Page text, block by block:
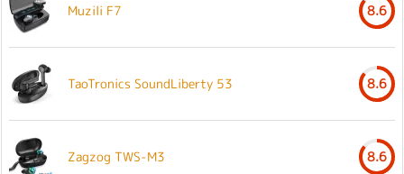
Muzili F7 8.6
TaoTronics SoundLiberty 53 8.6
Zagzog TWS-M3 8.6